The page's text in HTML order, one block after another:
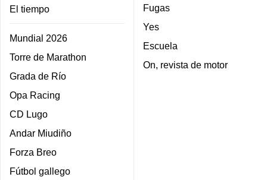
El tiempo
Mundial 2026
Torre de Marathon
Grada de Río
Opa Racing
CD Lugo
Andar Miudiño
Forza Breo
Fútbol gallego
Fugas
Yes
Escuela
On, revista de motor